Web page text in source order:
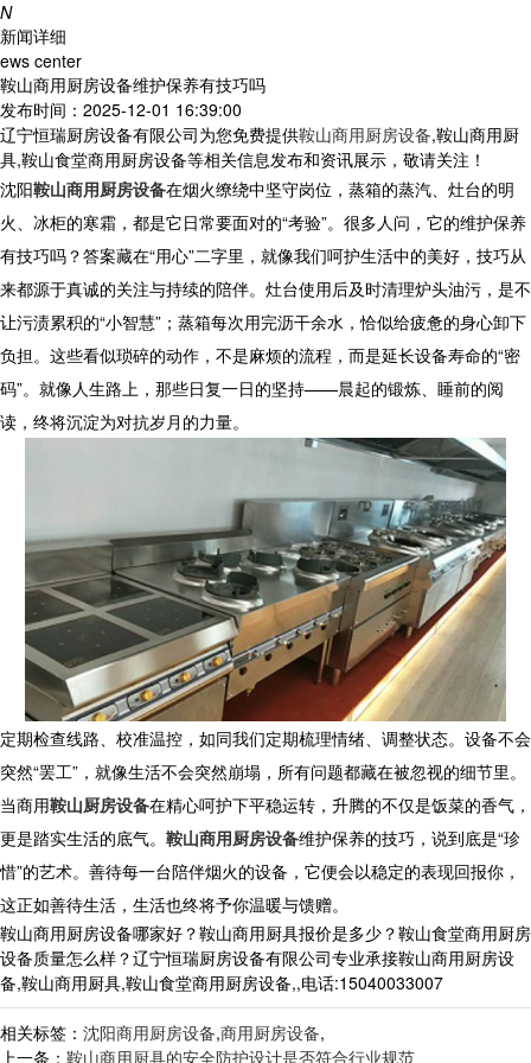
N
新闻详细
ews center
鞍山商用厨房设备维护保养有技巧吗
发布时间：2025-12-01 16:39:00
辽宁恒瑞厨房设备有限公司为您免费提供鞍山商用厨房设备,鞍山商用厨
具,鞍山食堂商用厨房设备等相关信息发布和资讯展示，敬请关注！
沈阳鞍山商用厨房设备在烟火缭绕中坚守岗位，蒸箱的蒸汽、灶台的明
火、冰柜的寒霜，都是它日常要面对的“考验”。很多人问，它的维护保养
有技巧吗？答案藏在“用心”二字里，就像我们呵护生活中的美好，技巧从
来都源于真诚的关注与持续的陪伴。灶台使用后及时清理炉头油污，是不
让污渍累积的“小智慧”；蒸箱每次用完沥干余水，恰似给疲惫的身心卸下
负担。这些看似琐碎的动作，不是麻烦的流程，而是延长设备寿命的“密
码”。就像人生路上，那些日复一日的坚持——晨起的锻炼、睡前的阅
读，终将沉淀为对抗岁月的力量。
定期检查线路、校准温控，如同我们定期梳理情绪、调整状态。设备不会
突然“罢工”，就像生活不会突然崩塌，所有问题都藏在被忽视的细节里。
当商用鞍山厨房设备在精心呵护下平稳运转，升腾的不仅是饭菜的香气，
更是踏实生活的底气。 鞍山商用厨房设备维护保养的技巧，说到底是“珍
惜”的艺术。善待每一台陪伴烟火的设备，它便会以稳定的表现回报你，
这正如善待生活，生活也终将予你温暖与馈赠。
鞍山商用厨房设备哪家好？鞍山商用厨具报价是多少？鞍山食堂商用厨房
设备质量怎么样？辽宁恒瑞厨房设备有限公司专业承接鞍山商用厨房设
备,鞍山商用厨具,鞍山食堂商用厨房设备,,电话:15040033007
相关标签： 沈阳商用厨房设备,商用厨房设备,
上一条： 鞍山商用厨具的安全防护设计是否符合行业规范